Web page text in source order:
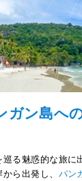
ガン島へ
る魅惑的な旅に
ら出発し、 パン